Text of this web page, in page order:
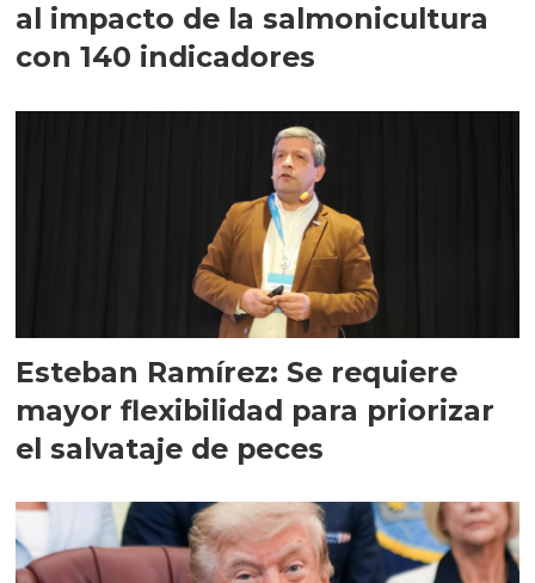
al impacto de la salmonicultura
con 140 indicadores
Esteban Ramírez: Se requiere
mayor flexibilidad para priorizar
el salvataje de peces